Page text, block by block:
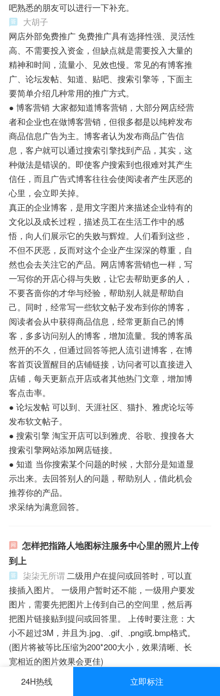
吧熟悉的朋友可以进行一下补充。
大胡子
网店外部免费推广 免费推广具有选择性强、灵活性
高、不需要投入资金，但缺点就是需要投入大量的
精神和时间，流量小、见效也慢。常见的有博客推
广、论坛发帖、知道、贴吧、搜索引擎等，下面主
要简单介绍几种常用的推广方式。
● 博客营销 大家都知道博客营销，大部分网店经营
者和企业也在做博客营销，但很多都是以纯粹发布
商品信息广告为主。博客者认为发布商品广告信
息，客户就可以通过搜索引擎找到产品，其实，这
种做法是错误的。即使客户搜索到也很难对其产生
信任，而且广告式博客往往会使阅读者产生厌恶的
心里，会立即关掉。
真正的企业博客，是用文字图片来描述企业特有的
文化以及成长过程，描述员工在生活工作中的感
悟，向人们展示它的失败与辉煌。人们看到这些，
不但不厌恶，反而对这个企业产生深深的尊重，自
然也会去关注它的产品。网店博客营销也一样，写
一写你的开店心得与失败，让它去帮助更多的人，
不要吝啬你的才华与经验，帮助别人就是帮助自
己。同时，经常写一些软文帖子发布到你的博客，
阅读者会从中获得商品信息，经常更新自己的博
客，多多访问别人的博客，增加流量。我的博客虽
然开的不久，但通过回答等把人流引进博客，在博
客首页设置醒目的店铺链接，访问者可以直接进入
店铺，每天更新点开店或者其他热门文章，增加博
客点击率。
● 论坛发帖 可以到、天涯社区、猫扑、雅虎论坛等
发布软文帖子。
● 搜索引擎 淘宝开店可以到雅虎、谷歌、搜搜各大
搜索引擎网站添加网店链接。
● 知道 当你搜索某个问题的时候，大部分是知道显
示出来。去回答别人的问题，帮助别人，借此机会
推荐你的产品。
求采纳为满意回答。
怎样把指路人地图标注服务中心里的照片上传
到上
柒柒无所谓 二级用户在提问或回答时，可以直
接插入图片。 一级用户暂时还不能，一级用户要发
图片，需要先把图片上传到自己的空间里，然后再
把图片链接贴到提问或回答里。 上传时要注意：大
小不超过3M，并且为.jpg、.gif、.png或.bmp格式。
(图片将被等比压缩为200*200大小，效果清晰、长
宽相近的图片效果会更佳)
萧逸童鞋
是个搜索引擎，通过进入各大网站及
网页，想要上传照片只能传到网站上或空间上
24H热线 立即标注